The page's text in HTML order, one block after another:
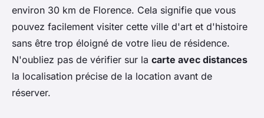
environ 30 km de Florence. Cela signifie que vous
pouvez facilement visiter cette ville d'art et d'histoire
sans être trop éloigné de votre lieu de résidence.
N'oubliez pas de vérifier sur la carte avec distances
la localisation précise de la location avant de
réserver.